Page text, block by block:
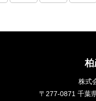
柏
株式
〒277-0871 千葉